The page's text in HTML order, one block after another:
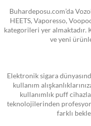
Buhardeposu.com’da
HEETS, Vaporesso,
kategorileri yer almaktadır.
ve yeni
Elektronik sigara
kullanım
kullanımlık puff
teknolojilerinden
farklı